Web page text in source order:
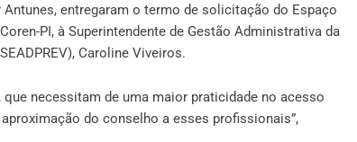
entregaram o termo de solicitação do Espaço
PI, à Superintendente de Gestão Administrativa da
Caroline Viveiros.
necessitam de uma maior praticidade no acesso
do conselho a esses profissionais”,